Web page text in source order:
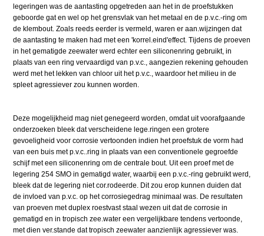
legeringen was de aantasting opgetreden aan het in de proefstukken
geboorde gat en wel op het grensvlak van het metaal en de p.v.c.-ring om
de klembout. Zoals reeds eerder is vermeld, waren er aan.wijzingen dat
de aantasting te maken had met een 'korrel.eind'effect. Tijdens de proeven
in het gematigde zeewater werd echter een siliconenring gebruikt, in
plaats van een ring vervaardigd van p.v.c., aangezien rekening gehouden
werd met het lekken van chloor uit het p.v.c., waardoor het milieu in de
spleet agressiever zou kunnen worden.
Deze mogelijkheid mag niet genegeerd worden, omdat uit voorafgaande
onderzoeken bleek dat verscheidene lege.ringen een grotere
gevoeligheid voor corrosie vertoonden indien het proefstuk de vorm had
van een buis met p.v.c..ring in plaats van een conventionele gegroefde
schijf met een siliconenring om de centrale bout. Uit een proef met de
legering 254 SMO in gematigd water, waarbij een p.v.c.-ring gebruikt werd,
bleek dat de legering niet cor.rodeerde. Dit zou erop kunnen duiden dat
de invloed van p.v.c. op het corrosiegedrag minimaal was. De resultaten
van proeven met duplex roestvast staal wezen uit dat de corrosie in
gematigd en in tropisch zee.water een vergelijkbare tendens vertoonde,
met dien ver.stande dat tropisch zeewater aanzienlijk agressiever was.